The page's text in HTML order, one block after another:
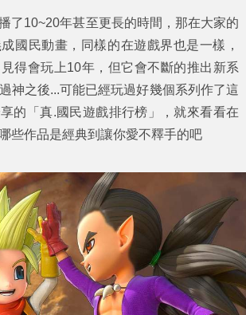
了10~20年甚至更長的時間，那在大家的
國民動畫，同樣的在遊戲界也是一樣，
得會玩上10年，但它會不斷的推出新系
神之後...可能已經玩過好幾個系列作了這
的「真.國民遊戲排行榜 」，就來看看在
些作品是經典到讓你愛不釋手的吧